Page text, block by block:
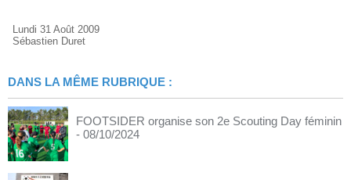
Lundi 31 Août 2009
Sébastien Duret
DANS LA MÊME RUBRIQUE :
FOOTSIDER organise son 2e Scouting Day féminin
- 08/10/2024